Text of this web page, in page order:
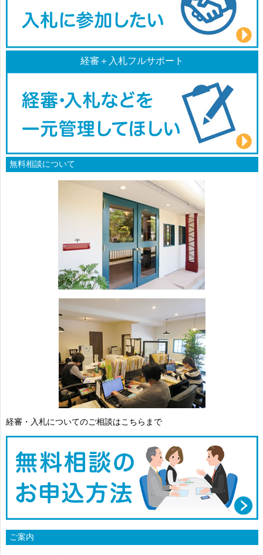
経審＋入札フルサポート
無料相談について
経審・入札についてのご相談はこちらまで
ご案内